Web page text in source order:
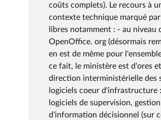
coûts complets). Le recours à
contexte technique marqué
libres notamment : - au
OpenOffice. org (désormais
en est de même pour
ce fait, le ministère est d'ores
direction interministérielle des
logiciels coeur d'infrastructure
logiciels de supervision,
d'information décisionnel (sur